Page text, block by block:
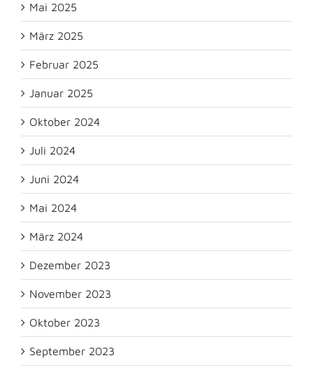
Mai 2025
März 2025
Februar 2025
Januar 2025
Oktober 2024
Juli 2024
Juni 2024
Mai 2024
März 2024
Dezember 2023
November 2023
Oktober 2023
September 2023